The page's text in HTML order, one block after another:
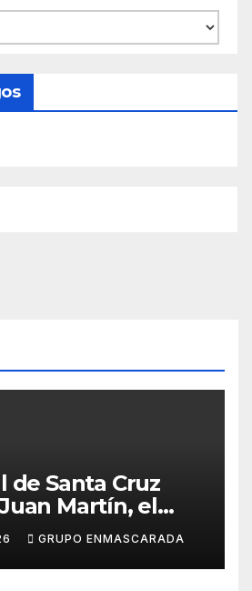
de Santa Cruz
Martín, el
Colón»
GRUPO ENMASCARADA